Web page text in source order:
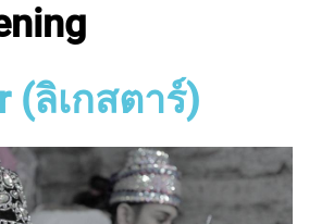
(ลิเกสตาร์)